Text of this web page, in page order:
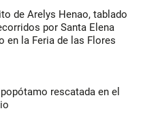
de Arelys Henao, tablado
por Santa Elena
en la Feria de las Flores
rescatada en el